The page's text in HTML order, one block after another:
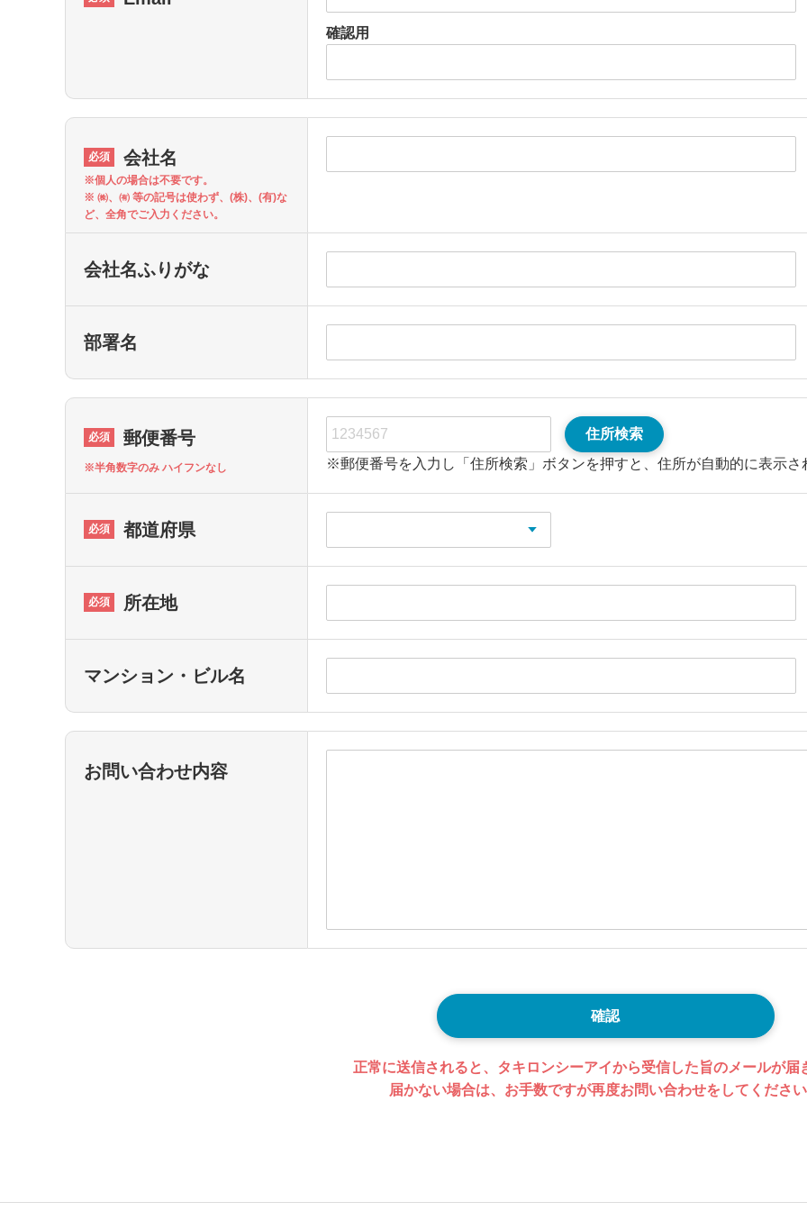
確認用
会社名
※個人の場合は不要です。
※ ㈱、㈲ 等の記号は使わず、(株)、(有)な
ど、全角でご入力ください。
会社名ふりがな
部署名
郵便番号
※半角数字のみ ハイフンなし
住所検索
※郵便番号を入力し「住所検索」ボタンを押すと、住所が自動的に表示さ
都道府県
所在地
マンション・ビル名
お問い合わせ内容
確認
正常に送信されると、タキロンシーアイから受信した旨のメールが届
届かない場合は、お手数ですが再度お問い合わせをしてくださ